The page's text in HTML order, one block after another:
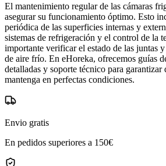
El mantenimiento regular de las cámaras
asegurar su funcionamiento óptimo. Esto
periódica de las superficies internas y
sistemas de refrigeración y el control de la
importante verificar el estado de las juntas
de aire frío. En eHoreka, ofrecemos guías
detalladas y soporte técnico para garantizar
mantenga en perfectas condiciones.
Envio gratis
En pedidos superiores a 150€